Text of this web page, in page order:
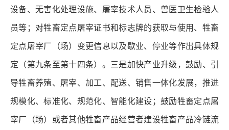
设备、无害化处理设施、屠宰技术人员、兽医卫生检验人
员等；对牲畜定点屠宰证书和标志牌的获取与使用、牲畜
定点屠宰厂（场）变更信息以及歇业、停业等作出具体规
定（第九条至第十四条）。三是加快产业升级，鼓励、引
导牲畜养殖、屠宰、加工、配送、销售一体化发展，推进
规模化、标准化、规范化、智能化建设；鼓励牲畜定点屠
宰厂（场）或者其他牲畜产品经营者建设牲畜产品冷链流